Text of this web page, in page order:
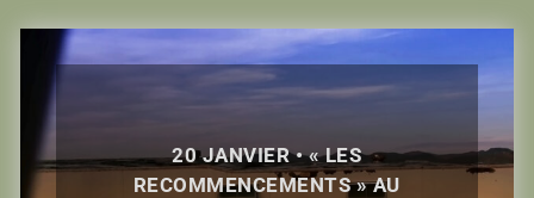
20 JANVIER • « LES
RECOMMENCEMENTS » AU